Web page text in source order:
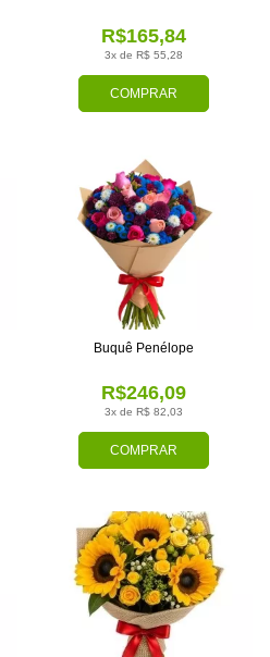
COMPRAR
3x de R$ 55,28
R$165,84
COMPRAR
3x de R$ 82,03
R$246,09
Buquê Penélope